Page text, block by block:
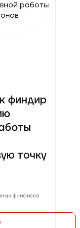
финдир
точку
финансов